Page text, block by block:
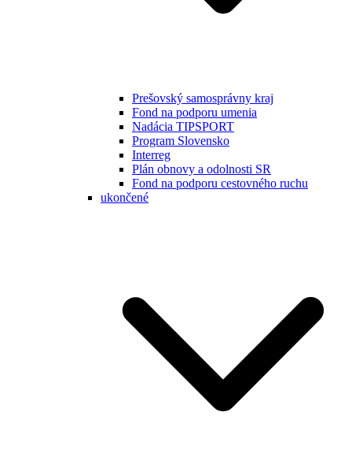
Prešovský samosprávny kraj
Fond na podporu umenia
Nadácia TIPSPORT
Program Slovensko
Interreg
Plán obnovy a odolnosti SR
Fond na podporu cestovného ruchu
ukončené